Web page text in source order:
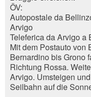
Nachricht
Cerrar
Además de dirección:
La calle y no. *:
ÖV:
Autopostale da
Arvigo
Teleferica da Arvigo a
Mit dem Postauto von
Bernardino bis Grono
Richtung Rossa.
Arvigo. Umsteigen
Seilbahn auf die